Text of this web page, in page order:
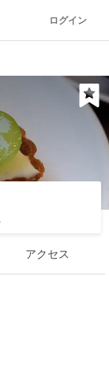
ログイン
アクセス